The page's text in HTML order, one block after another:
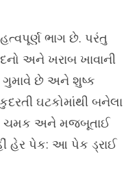
ભાગ છે. પરંતુ
અને ખરાબ ખાવાની
ગુમાવે છે અને શુષ્ક
ઘટકોમાંથી બનેલા
ચમક અને મજબૂતાઈ
હેર પેક: આ પેક ડ્રાઈ